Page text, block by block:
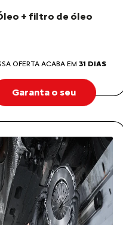
+ filtro de óleo
OFERTA ACABA EM 31 DIAS
Garanta o seu